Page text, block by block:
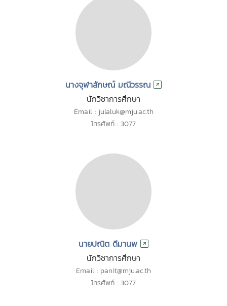
นางจุฬาลักษณ์ มณีวรรณ
นักวิชาการศึกษา
Email : julaluk@mju.ac.th
โทรศัพท์ : 3077
นายปณิต ดีมานพ
นักวิชาการศึกษา
Email : panit@mju.ac.th
โทรศัพท์ : 3077